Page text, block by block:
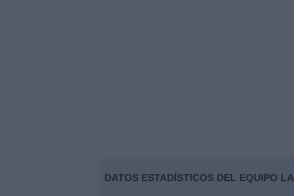
DATOS ESTADÍSTICOS DEL EQUIPO